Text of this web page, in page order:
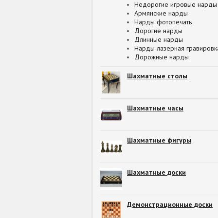
Недорогие игровые нарды
Армянские нарды
Нарды фотопечать
Дорогие нарды
Длинные нарды
Нарды лазерная
Дорожные нарды
Шахматные столы
Шахматные часы
Шахматные фигуры
Шахматные доски
Демонстрационные доски